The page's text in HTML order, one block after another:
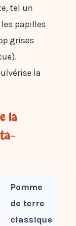
tel un
papilles
grises
la
la
Pomme
de terre
classique